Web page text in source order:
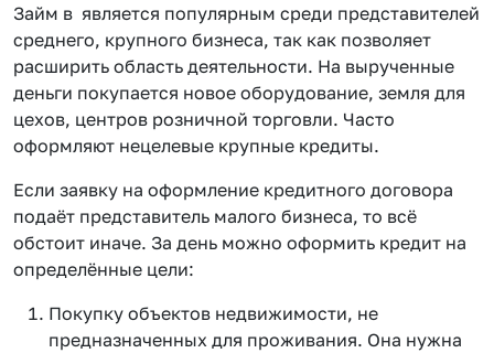
Займ в является популярным среди представителей
среднего, крупного бизнеса, так как позволяет
расширить область деятельности. На вырученные
деньги покупается новое оборудование, земля для
цехов, центров розничной торговли. Часто
оформляют нецелевые крупные кредиты.
Если заявку на оформление кредитного договора
подаёт представитель малого бизнеса, то всё
обстоит иначе. За день можно оформить кредит на
определённые цели:
Покупку объектов недвижимости, не
предназначенных для проживания. Она нужна